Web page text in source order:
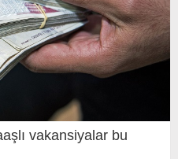
vakansiyalar bu